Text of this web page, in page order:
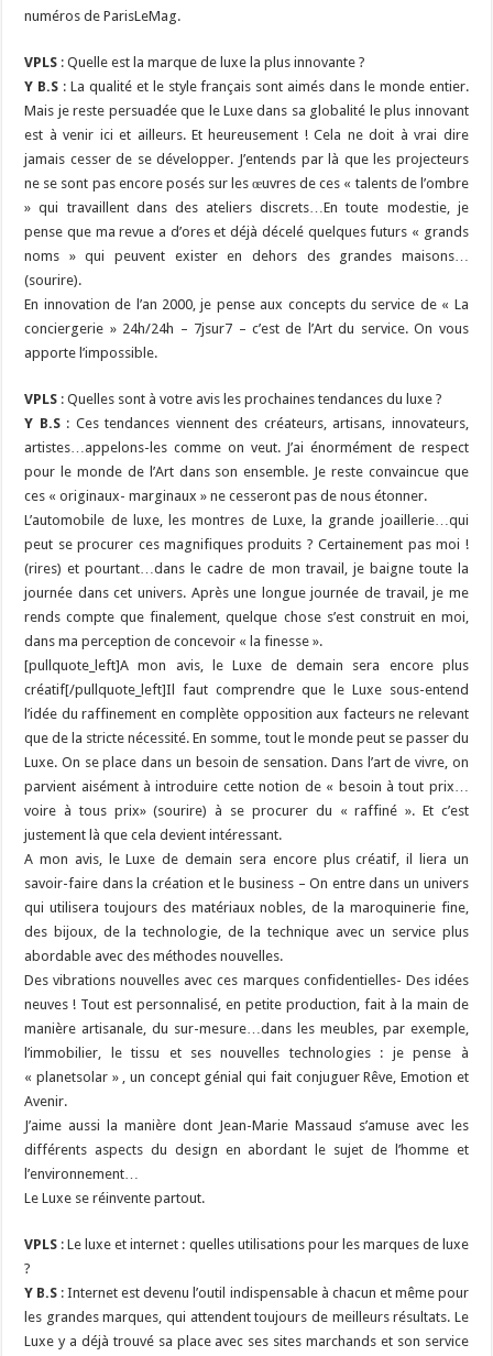
numéros de ParisLeMag.
VPLS : Quelle est la marque de luxe la plus innovante ?
Y B.S : La qualité et le style français sont aimés dans le monde entier.
Mais je reste persuadée que le Luxe dans sa globalité le plus innovant
est à venir ici et ailleurs. Et heureusement ! Cela ne doit à vrai dire
jamais cesser de se développer. J’entends par là que les projecteurs
ne se sont pas encore posés sur les œuvres de ces « talents de l’ombre
» qui travaillent dans des ateliers discrets…En toute modestie, je
pense que ma revue a d’ores et déjà décelé quelques futurs « grands
noms » qui peuvent exister en dehors des grandes maisons…
(sourire).
En innovation de l’an 2000, je pense aux concepts du service de « La
conciergerie » 24h/24h – 7jsur7 – c’est de l’Art du service. On vous
apporte l’impossible.
VPLS : Quelles sont à votre avis les prochaines tendances du luxe ?
Y B.S: Ces tendances viennent des créateurs, artisans, innovateurs,
artistes…appelons-les comme on veut. J’ai énormément de respect
pour le monde de l’Art dans son ensemble. Je reste convaincue que
ces « originaux- marginaux » ne cesseront pas de nous étonner.
L’automobile de luxe, les montres de Luxe, la grande joaillerie…qui
peut se procurer ces magnifiques produits ? Certainement pas moi !
(rires) et pourtant…dans le cadre de mon travail, je baigne toute la
journée dans cet univers. Après une longue journée de travail, je me
rends compte que finalement, quelque chose s’est construit en moi,
dans ma perception de concevoir « la finesse ».
[pullquote_left]A mon avis, le Luxe de demain sera encore plus
créatif[/pullquote_left]Il faut comprendre que le Luxe sous-entend
l’idée du raffinement en complète opposition aux facteurs ne relevant
que de la stricte nécessité. En somme, tout le monde peut se passer du
Luxe. On se place dans un besoin de sensation. Dans l’art de vivre, on
parvient aisément à introduire cette notion de « besoin à tout prix…
voire à tous prix» (sourire) à se procurer du « raffiné ». Et c’est
justement là que cela devient intéressant.
A mon avis, le Luxe de demain sera encore plus créatif, il liera un
savoir-faire dans la création et le business – On entre dans un univers
qui utilisera toujours des matériaux nobles, de la maroquinerie fine,
des bijoux, de la technologie, de la technique avec un service plus
abordable avec des méthodes nouvelles.
Des vibrations nouvelles avec ces marques confidentielles- Des idées
neuves ! Tout est personnalisé, en petite production, fait à la main de
manière artisanale, du sur-mesure…dans les meubles, par exemple,
l’immobilier, le tissu et ses nouvelles technologies : je pense à
« planetsolar » , un concept génial qui fait conjuguer Rêve, Emotion et
Avenir.
J’aime aussi la manière dont Jean-Marie Massaud s’amuse avec les
différents aspects du design en abordant le sujet de l’homme et
l’environnement…
Le Luxe se réinvente partout.
VPLS : Le luxe et internet : quelles utilisations pour les marques de luxe
?
Y B.S : Internet est devenu l’outil indispensable à chacun et même pour
les grandes marques, qui attendent toujours de meilleurs résultats. Le
Luxe y a déjà trouvé sa place avec ses sites marchands et son service